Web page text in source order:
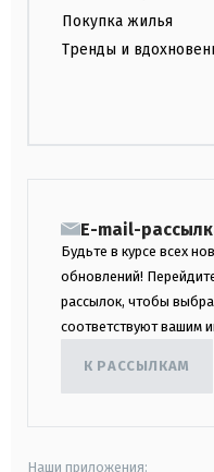
Покупка жилья
Тренды и
E-mail-
Будьте в курсе всех
обновлений!
рассылок, чтобы
соответствуют вашим
К РАССЫЛКАМ
Наши приложения: